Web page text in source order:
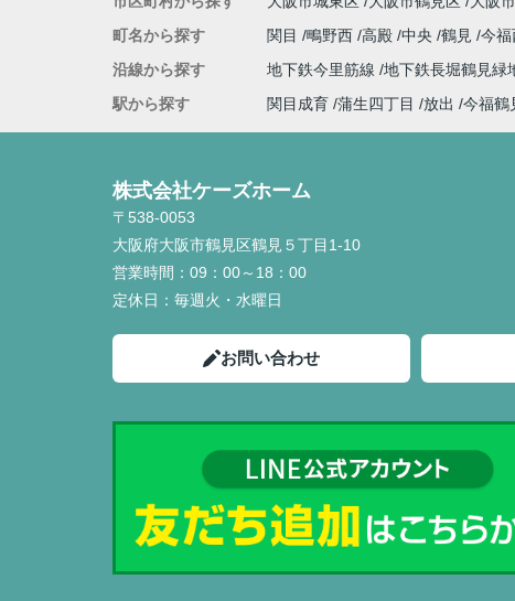
町名から探す
関目 鴫野西 高殿 中央 鶴見 今福
沿線から探す
地下鉄今里筋線 地下鉄長堀鶴見緑
駅から探す
関目成育 蒲生四丁目 放出 今福鶴
株式会社ケーズホーム
〒538-0053
大阪府大阪市鶴見区鶴見５丁目1-10
営業時間： 09：00～18：00
定休日： 毎週火・水曜日
お問い合わせ